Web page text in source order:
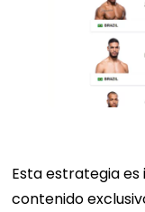
Esta estrategia
contenido